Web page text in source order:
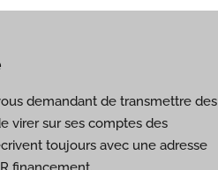
demandant de transmettre des
virer sur ses comptes des
toujours avec une adresse